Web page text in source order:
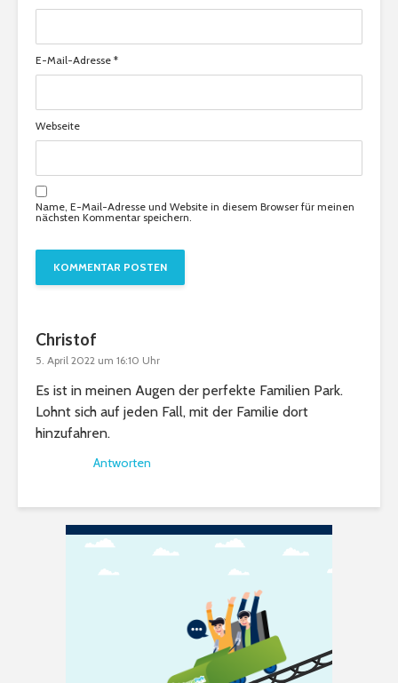
E-Mail-Adresse *
Webseite
Name, E-Mail-Adresse und Website in diesem Browser für meinen
nächsten Kommentar speichern.
Christof
5. April 2022 um 16:10 Uhr
Es ist in meinen Augen der perfekte Familien Park.
Lohnt sich auf jeden Fall, mit der Familie dort
hinzufahren.
Antworten